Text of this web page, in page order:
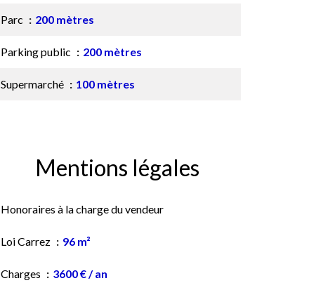
Parc 200 mètres
Parking public 200 mètres
Supermarché 100 mètres
Mentions légales
Honoraires à la charge du vendeur
Loi Carrez 96 m²
Charges 3600 € / an